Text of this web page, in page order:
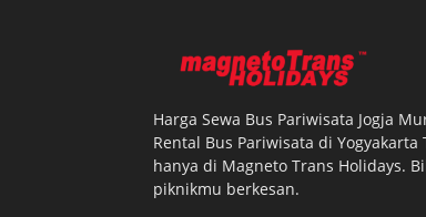
Harga Sewa Bus Pariwisata Jogja
Rental Bus Pariwisata di Yogyakarta
hanya di Magneto Trans Holidays.
piknikmu berkesan.